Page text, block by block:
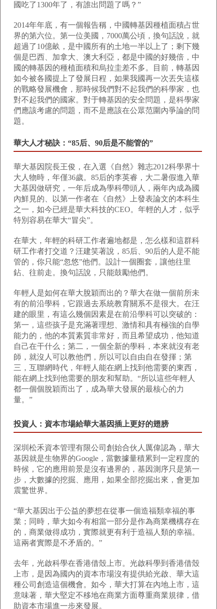
國吃了1300年了，有誰出問題了嗎？”
2014年年底，有一個報告稱，中國轉基因種植面積占世
界的第六位。第一位美國，7000萬公頃，換句話說，就
超過了10億畝，是中國所有的土地一半以上了；剩下幾
個是巴西、加拿大、澳大利亞，都是中國的好幾倍，中
國的轉基因的種植面積和烏拉圭差不多。目前，轉基因
如今被各國提上了發展日程，如果我國再一次丟失這樣
的戰略發展機會，那時候我們對不起我們的科學家，也
對不起我們的國家。對于轉基因的安全問題，是科學家
們應該考慮的問題，而不是應該在公眾范圍內爭論的問
題。
華大人才秘訣：“85后、90后是不能管的”
華大基因院長王俊，在入選《自然》雜志2012科學界十
大人物時，年僅36歲。85后的李英睿，大二暑假進入華
大基因做研究，一年后成為學科帶頭人，兩年內成為國
內鮮見的、以第一作者在《自然》上發表論文的本科生
之一，如今已經是華大科技的CEO。年輕的人才，似乎
特別容易在華大“冒尖”。
在華大，年輕的科研工作者遍地都是，怎么樣和這群科
研工作者打交道？汪建笑著說，85后、90后的人是不能
管的，你只能“忽悠”他們。設計一個圈套，讓他往里
鉆、往前走。換句話說，只能鼓勵他們。
年輕人是如何在華大脫穎而出的？華大在做一個前所未
有的前沿學科，它跟過去系統教育關系不是很大。在汪
建的眼里，有這么幾個因素是在前沿學科可以突破的：
第一，這些孩子是充滿著理想、激情和具有極強的自學
能力的，他的本質素質非常好，而且希望成功，他知道
自己在干什么；第二，一個全新的學科，本來就沒有老
師，就沒人可以教他們，所以可以自由自在發揮；第
三，互聯網時代，年輕人能在網上找到他需要的東西，
能在網上找到他需要的朋友和幫助。“所以這些年輕人
都一個個脫穎而出了，成為華大發展的最核心的力
量。”
投資人：資本市場給華大基因插上更好的翅膀
深圳松禾資本管理有限公司創始合伙人厲偉認為，華大
基因就是生物界的Google，當數據量積累到一定程度的
時候，它的應用前景是沒有邊界的，基因測序只是第一
步，大數據的挖掘、應用，如果全部挖掘出來，會更加
震驚世界。
“華大基因出于公益的夢想在從事一個造福類幸福的事
業；同時，華大如今有相當一部分是作為商業機構存在
的，商業做得成功，實際就更有利于造福人類的幸福。
這兩者實際是不矛盾的。”
去年，光啟科學在香港借殼上市。光啟科學到香港借殼
上市，是因為國內的資本市場沒有提供給光啟、華大這
種公司創造這個機會。如今，華大打算在內地上市，這
意味著，華大堅定不移地在商業方面尊重商業規律，借
助資本市場進一步來發展。